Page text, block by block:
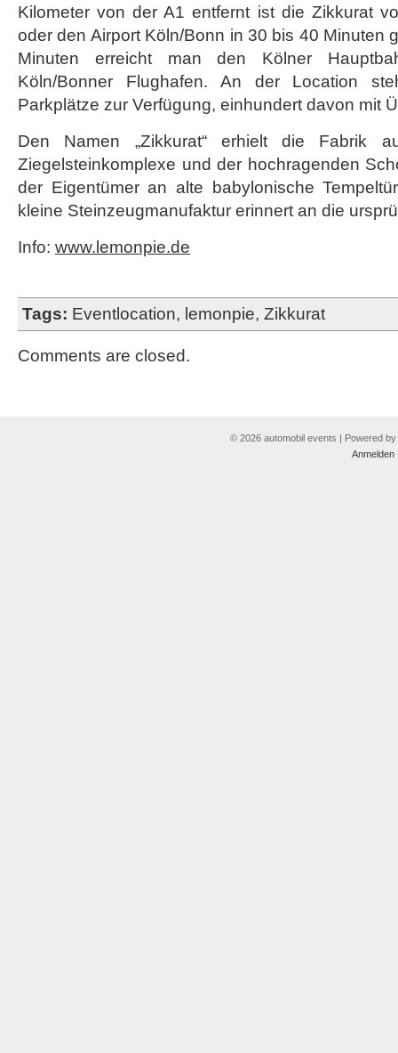
Kilometer von der A1 entfernt ist die Zikkurat
oder den Airport Köln/Bonn in 30 bis 40 Minuten
Minuten erreicht man den Kölner
Köln/Bonner Flughafen. An der Location
Parkplätze zur Verfügung, einhundert davon mit
Den Namen „Zikkurat“ erhielt die Fabrik
Ziegelsteinkomplexe und der hochragenden
der Eigentümer an alte babylonische
kleine Steinzeugmanufaktur erinnert an die
Info: www.lemonpie.de
Tags: Eventlocation, lemonpie, Zikkurat
Comments are closed.
© 2026 automobil events | Powered by
Anmelden|